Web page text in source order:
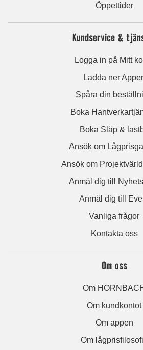
Öppettider
Kundservice &
Logga in på Mitt
Ladda ner
Spåra din
Boka
Boka Släp &
Ansök om
Ansök om
Anmäl dig till
Anmäl dig till
Vanliga frågor
Kontakta oss
Om oss
Om
Om kundkontot
Om appen
Om